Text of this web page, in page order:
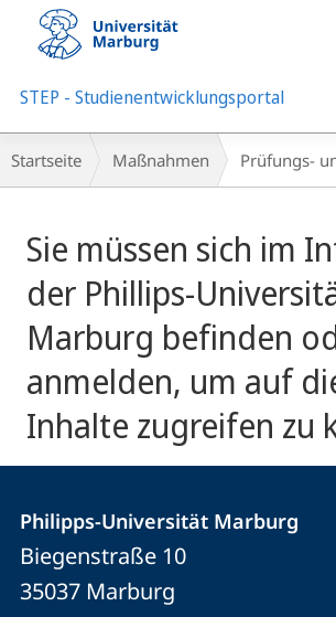
Mobile-
Navigation
STEP - Studienentwicklungsportal
Breadcrumb-
Navigation
Startseite Maßnahmen Prüfungs-
Sie müssen sich im
der Phillips-
Marburg befinden
anmelden, um auf
Inhalte zugreifen zu
und
Informationen
der
Universität
Marburg
Philipps-Universität Marburg
Biegenstraße 10
35037 Marburg